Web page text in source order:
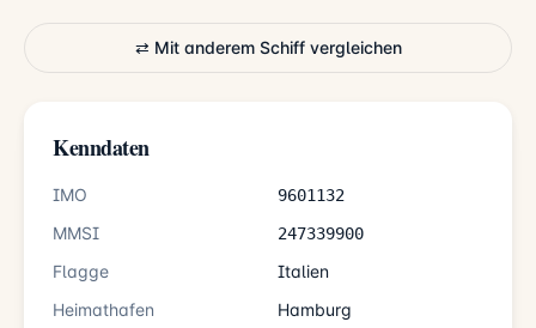
⇄ Mit anderem Schiff vergleichen
Kenndaten
IMO 9601132
MMSI 247339900
Flagge
Italien
Heimathafen
Hamburg